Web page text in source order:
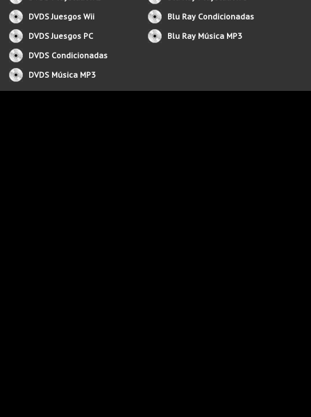
DVDS Juesgos Wii
DVDS Juesgos PC
DVDS Condicionadas
DVDS Música MP3
Blu Ray Condicionadas
Blu Ray Música MP3